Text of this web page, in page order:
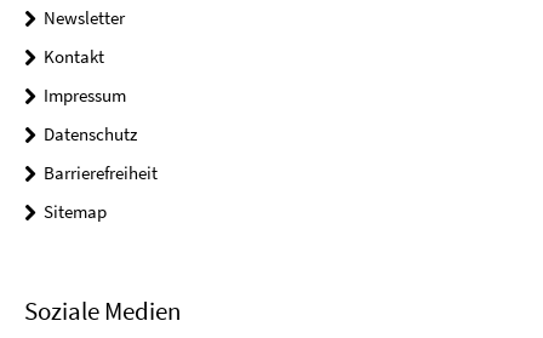
Newsletter
Kontakt
Impressum
Datenschutz
Barrierefreiheit
Sitemap
Soziale Medien